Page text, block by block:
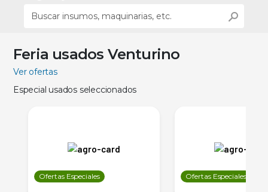
Feria usados Venturino
Ver ofertas
Especial usados seleccionados
Ofertas Especiales Ofertas Especiales